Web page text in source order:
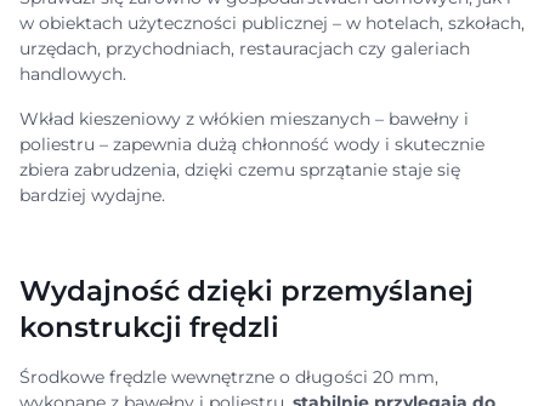
w obiektach użyteczności publicznej – w hotelach, szkołach,
urzędach, przychodniach, restauracjach czy galeriach
handlowych.
Wkład kieszeniowy z włókien mieszanych – bawełny i
poliestru – zapewnia dużą chłonność wody i skutecznie
zbiera zabrudzenia, dzięki czemu sprzątanie staje się
bardziej wydajne.
Wydajność dzięki przemyślanej
konstrukcji frędzli
Środkowe frędzle wewnętrzne o długości 20 mm,